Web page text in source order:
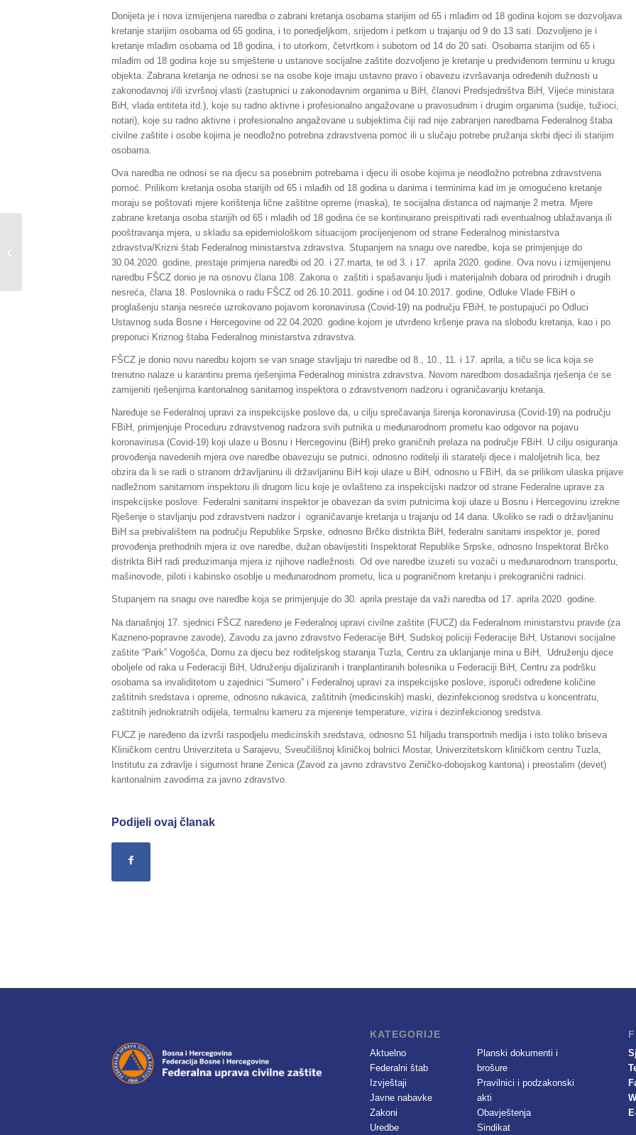
Donijeta je i nova izmijenjena naredba o zabrani kretanja osobama starijim od 65 i mlađim od 18 godina kojom se dozvoljava
kretanje starijim osobama od 65 godina, i to ponedjeljkom, srijedom i petkom u trajanju od 9 do 13 sati. Dozvoljeno je i
kretanje mlađim osobama od 18 godina, i to utorkom, četvrtkom i subotom od 14 do 20 sati. Osobama starijim od 65 i
mlađim od 18 godina koje su smještene u ustanove socijalne zaštite dozvoljeno je kretanje u predviđenom terminu u krugu
objekta. Zabrana kretanja ne odnosi se na osobe koje imaju ustavno pravo i obavezu izvršavanja određenih dužnosti u
zakonodavnoj i/ili izvršnoj vlasti (zastupnici u zakonodavnim organima u BiH, članovi Predsjedništva BiH, Vijeće ministara
BiH, vlada entiteta itd.), koje su radno aktivne i profesionalno angažovane u pravosudnim i drugim organima (sudije, tužioci,
notari), koje su radno aktivne i profesionalno angažovane u subjektima čiji rad nije zabranjen naredbama Federalnog štaba
civilne zaštite i osobe kojima je neodložno potrebna zdravstvena pomoć ili u slučaju potrebe pružanja skrbi djeci ili starijim
osobama.
Ova naredba ne odnosi se na djecu sa posebnim potrebama i djecu ili osobe kojima je neodložno potrebna zdravstvena
pomoć. Prilikom kretanja osoba starijih od 65 i mlađih od 18 godina u danima i terminima kad im je omogućeno kretanje
moraju se poštovati mjere korištenja lične zaštitne opreme (maska), te socijalna distanca od najmanje 2 metra. Mjere
zabrane kretanja osoba starijih od 65 i mlađih od 18 godina će se kontinuirano preispitivati radi eventualnog ublažavanja ili
pooštravanja mjera, u skladu sa epidemiološkom situacijom procijenjenom od strane Federalnog ministarstva
zdravstva/Krizni štab Federalnog ministarstva zdravstva. Stupanjem na snagu ove naredbe, koja se primjenjuje do
30.04.2020. godine, prestaje primjena naredbi od 20. i 27.marta, te od 3. i 17. aprila 2020. godine. Ova novu i izmijenjenu
naredbu FŠCZ donio je na osnovu člana 108. Zakona o zaštiti i spašavanju ljudi i materijalnih dobara od prirodnih i drugih
nesreća, člana 18. Poslovnika o radu FŠCZ od 26.10.2011. godine i od 04.10.2017. godine, Odluke Vlade FBiH o
proglašenju stanja nesreće uzrokovano pojavom koronavirusa (Covid-19) na području FBiH, te postupajući po Odluci
Ustavnog suda Bosne i Hercegovine od 22.04.2020. godine kojom je utvrđeno kršenje prava na slobodu kretanja, kao i po
preporuci Kriznog štaba Federalnog ministarstva zdravstva.
FŠCZ je donio novu naredbu kojom se van snage stavljaju tri naredbe od 8., 10., 11. i 17. aprila, a tiču se lica koja se
trenutno nalaze u karantinu prema rješenjima Federalnog ministra zdravstva. Novom naredbom dosadašnja rješenja će se
zamijeniti rješenjima kantonalnog sanitarnog inspektora o zdravstvenom nadzoru i ograničavanju kretanja.
Naređuje se Federalnoj upravi za inspekcijske poslove da, u cilju sprečavanja širenja koronavirusa (Covid-19) na području
FBiH, primjenjuje Proceduru zdravstvenog nadzora svih putnika u međunarodnom prometu kao odgovor na pojavu
koronavirusa (Covid-19) koji ulaze u Bosnu i Hercegovinu (BiH) preko graničnih prelaza na područje FBiH. U cilju osiguranja
provođenja navedenih mjera ove naredbe obavezuju se putnici, odnosno roditelji ili staratelji djece i maloljetnih lica, bez
obzira da li se radi o stranom državljaninu ili državljaninu BiH koji ulaze u BiH, odnosno u FBiH, da se prilikom ulaska prijave
nadležnom sanitarnom inspektoru ili drugom licu koje je ovlašteno za inspekcijski nadzor od strane Federalne uprave za
inspekcijske poslove. Federalni sanitarni inspektor je obavezan da svim putnicima koji ulaze u Bosnu i Hercegovinu izrekne
Rješenje o stavljanju pod zdravstveni nadzor i ograničavanje kretanja u trajanju od 14 dana. Ukoliko se radi o državljaninu
BiH sa prebivalištem na području Republike Srpske, odnosno Brčko distrikta BiH, federalni sanitarni inspektor je, pored
provođenja prethodnih mjera iz ove naredbe, dužan obavijestiti Inspektorat Republike Srpske, odnosno Inspektorat Brčko
distrikta BiH radi preduzimanja mjera iz njihove nadležnosti. Od ove naredbe izuzeti su vozači u međunarodnom transportu,
mašinovođe, piloti i kabinsko osoblje u međunarodnom prometu, lica u pograničnom kretanju i prekogranični radnici.
Stupanjem na snagu ove naredbe koja se primjenjuje do 30. aprila prestaje da važi naredba od 17. aprila 2020. godine.
Na današnjoj 17. sjednici FŠCZ naređeno je Federalnoj upravi civilne zaštite (FUCZ) da Federalnom ministarstvu pravde (za
Kazneno-popravne zavode), Zavodu za javno zdravstvo Federacije BiH, Sudskoj policiji Federacije BiH, Ustanovi socijalne
zaštite “Park” Vogošća, Domu za djecu bez roditeljskog staranja Tuzla, Centru za uklanjanje mina u BiH, Udruženju djece
oboljele od raka u Federaciji BiH, Udruženju dijaliziranih i tranplantiranih bolesnika u Federaciji BiH, Centru za podršku
osobama sa invaliditetom u zajednici “Sumero” i Federalnoj upravi za inspekcijske poslove, isporuči određene količine
zaštitnih sredstava i opreme, odnosno rukavica, zaštitnih (medicinskih) maski, dezinfekcionog sredstva u koncentratu,
zaštitnih jednokratnih odijela, termalnu kameru za mjerenje temperature, vizira i dezinfekcionog sredstva.
FUCZ je naređeno da izvrši raspodjelu medicinskih sredstava, odnosno 51 hiljadu transportnih medija i isto toliko briseva
Kliničkom centru Univerziteta u Sarajevu, Sveučilišnoj kliničkoj bolnici Mostar, Univerzitetskom kliničkom centru Tuzla,
Institutu za zdravlje i sigurnost hrane Zenica (Zavod za javno zdravstvo Zeničko-dobojskog kantona) i preostalim (devet)
kantonalnim zavodima za javno zdravstvo.
Podijeli ovaj članak
KATEGORIJE
Aktuelno
Federalni štab
Izvještaji
Javne nabavke
Zakoni
Uredbe
Planski dokumenti i
brošure
Pravilnici i podzakonski
akti
Obavještenja
Sindikat
Sažetak redovnog izvještaja o stanju
u Federaciji BiH, za dane